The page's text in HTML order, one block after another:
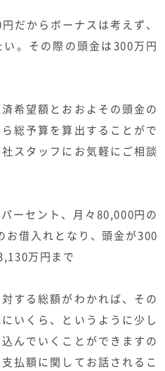
だからボーナスは考えず、
。その際の頭金は300万円
希望額とおおよその頭金の
総予算を算出することがで
スタッフにお気軽にご相談
ーセント、月々80,000円の
借入れとなり、頭金が300
万円まで
する総額がわかれば、その
いくら、というように少し
んでいくことができますの
払額に関してお話されるこ